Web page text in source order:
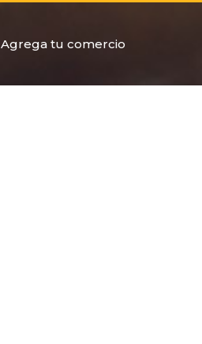
Agrega tu comercio